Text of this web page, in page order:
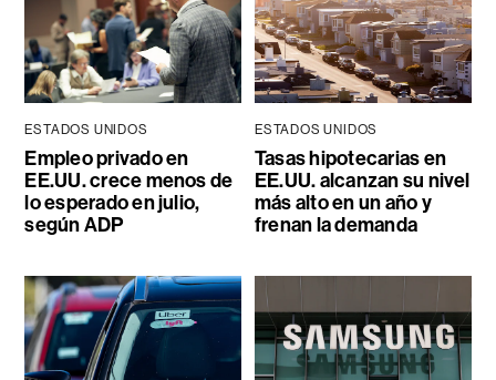
ESTADOS UNIDOS
Empleo privado en
EE.UU. crece menos de
lo esperado en julio,
según ADP
ESTADOS UNIDOS
Tasas hipotecarias en
EE.UU. alcanzan su nivel
más alto en un año y
frenan la demanda